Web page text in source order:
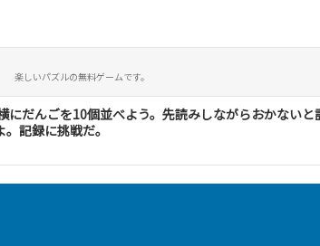
楽しいパズルの無料ゲームです。
にだんごを10個並べよう。先読みしながらおかないと
記録に挑戦だ。